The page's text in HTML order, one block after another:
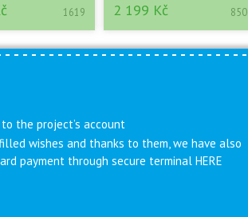
1619 2 199 Kč 850
the project’s account
wishes and thanks to them, we have also
payment through secure terminal HERE